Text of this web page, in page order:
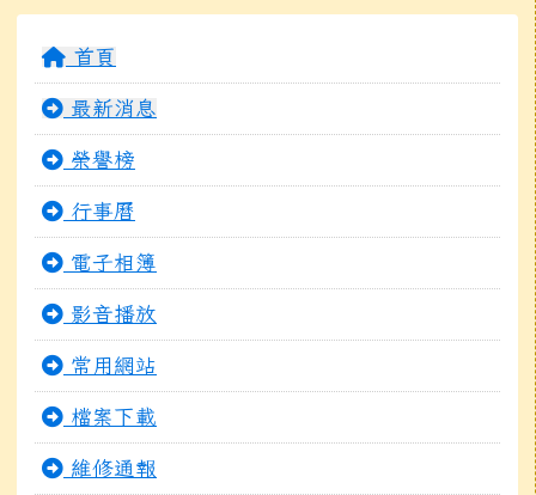
首頁
最新消息
榮譽榜
行事曆
電子相簿
影音播放
常用網站
檔案下載
維修通報